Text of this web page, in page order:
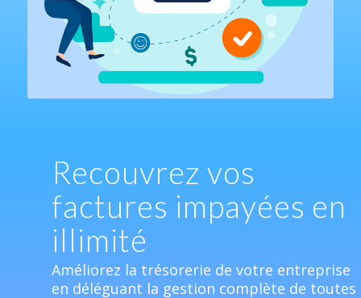
Recouvrez vos
factures impayées en
illimité
Améliorez la trésorerie de votre entreprise
en déléguant la gestion complète de toutes